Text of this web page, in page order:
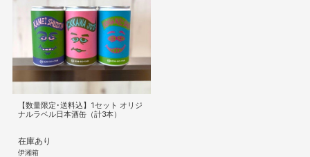
【数量限定･送料込】1セット オリジ
ナルラベル日本酒缶（計3本）
在庫あり
伊湘箱